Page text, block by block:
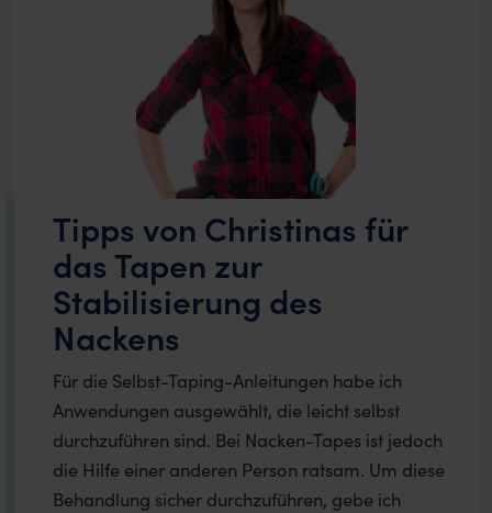
Tipps von Christinas für
das Tapen zur
Stabilisierung des
Nackens
Für die Selbst-Taping-Anleitungen habe ich
Anwendungen ausgewählt, die leicht selbst
durchzuführen sind. Bei Nacken-Tapes ist jedoch
die Hilfe einer anderen Person ratsam. Um diese
Behandlung sicher durchzuführen, gebe ich